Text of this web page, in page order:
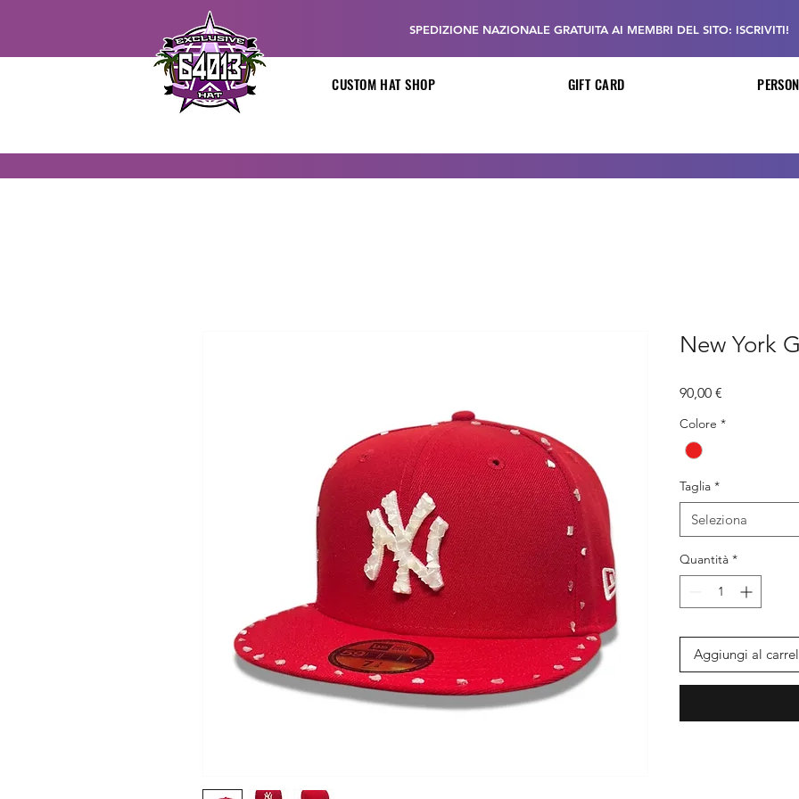
SPEDIZIONE NAZIONALE GRATUITA AI MEMBRI DEL SITO: ISCRIVITI!
CUSTOM HAT SHOP GIFT CARD
New York
90,00 €
Colore *
Taglia *
Seleziona
Quantità *
Aggiungi al